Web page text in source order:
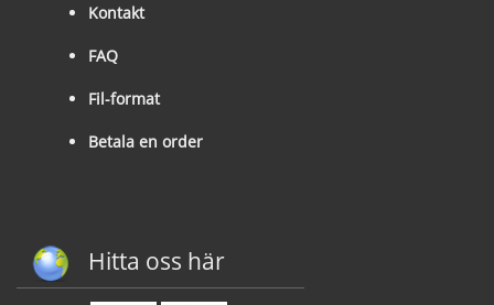
Kontakt
FAQ
Fil-format
Betala en order
Hitta oss här